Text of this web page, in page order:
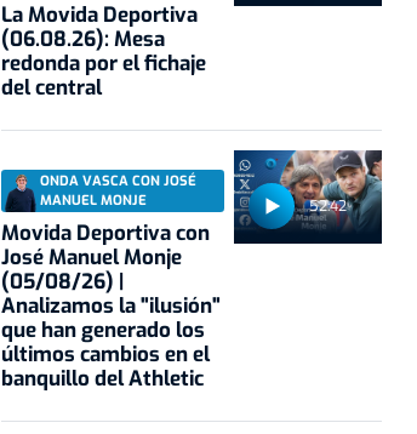
La Movida Deportiva
(06.08.26): Mesa
redonda por el fichaje
del central
52:42
ONDA VASCA CON JOSÉ
MANUEL MONJE
Movida Deportiva con
José Manuel Monje
(05/08/26) |
Analizamos la "ilusión"
que han generado los
últimos cambios en el
banquillo del Athletic